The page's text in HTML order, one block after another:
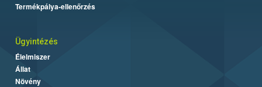
Termékpálya-ellenőrzés
Ügyintézés
Élelmiszer
Állat
Növény